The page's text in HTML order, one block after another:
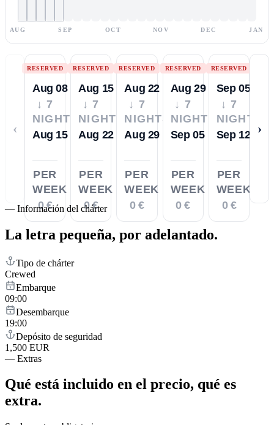
AUG SEP OCT NOV DEC JAN
‹
RESERVED
Aug 08
↓ 7
NIGHTS
Aug 15
PER
WEEK
0 €
RESERVED
Aug 15
↓ 7
NIGHTS
Aug 22
PER
WEEK
0 €
RESERVED
Aug 22
↓ 7
NIGHTS
Aug 29
PER
WEEK
0 €
RESERVED
Aug 29
↓ 7
NIGHTS
Sep 05
PER
WEEK
0 €
RESERVED
Sep 05
↓ 7
NIGHTS
Sep 12
PER
WEEK
0 €
›
— Información del chárter
La letra pequeña, por adelantado.
Tipo de chárter
Crewed
Embarque
09:00
Desembarque
19:00
Depósito de seguridad
1,500 EUR
— Extras
Qué está incluido en el precio, qué es
extra.